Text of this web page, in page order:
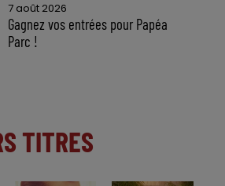
7 août 2026
Gagnez vos entrées pour Papéa
Parc !
TITRES